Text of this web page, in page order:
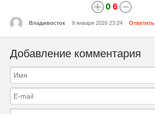
0 6
Владивосток 9 января 2026 23:24 Ответить
Добавление комментария